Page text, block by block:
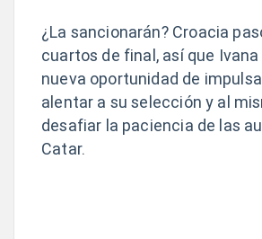
¿La sancionarán? Croacia
cuartos de final, así que
nueva oportunidad de
alentar a su selección y al
desafiar la paciencia de las
Catar.